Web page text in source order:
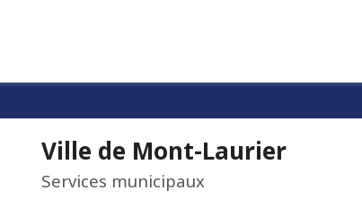
Ville de Mont-Laurier
Services municipaux